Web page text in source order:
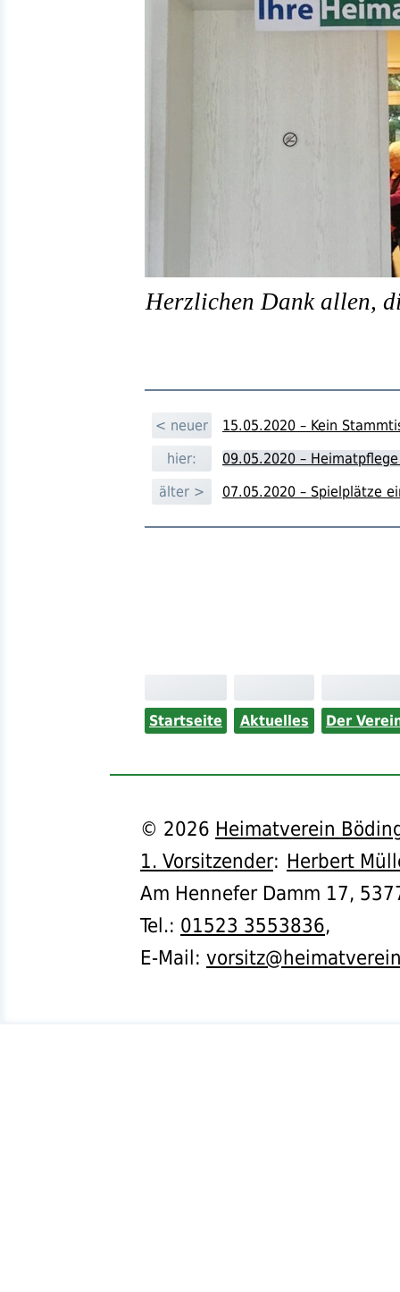
Herzlichen Dank allen,
< neuer
15.05.2020 – Kein
hier:
09.05.2020 –
älter >
07.05.2020 – Spielplätze
Startseite Aktuelles Der
© 2026 Heimatverein
1. Vorsitzender: Herbert
Am Hennefer Damm 17,
Tel.: 01523 3553836,
E-Mail: